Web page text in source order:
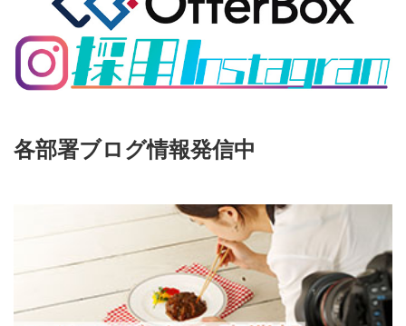
各部署ブログ情報発信中